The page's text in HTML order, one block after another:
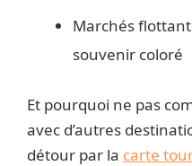
Marchés
souvenir coloré
Et pourquoi ne pas
avec d’autres
détour par la carte